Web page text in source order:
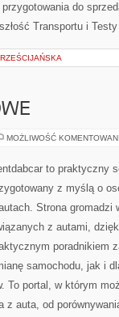
do
Transportu i
MOŻLIWOŚĆ
to praktyczny
z myślą o
Strona gromadzi
z autami,
poradnikiem
samochodu, jak i
To portal, w którym
auta, od